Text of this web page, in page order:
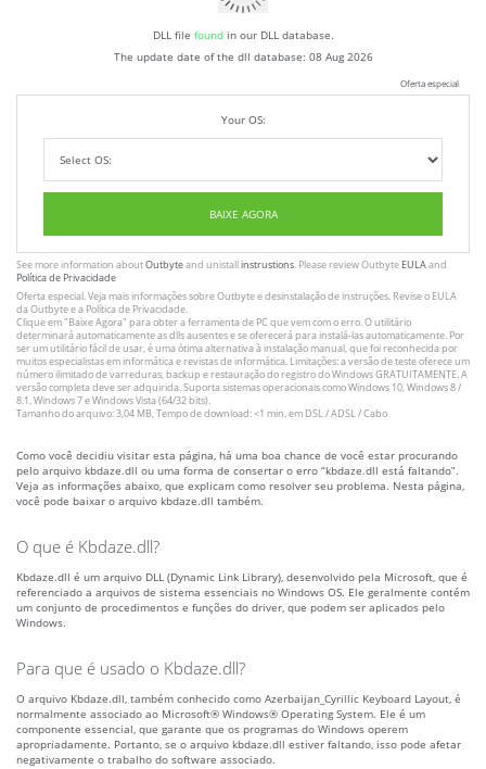
DLL file foundin our DLL database.
The update date of the dll database: 08 Aug 2026
Oferta especial
Your OS:
BAIXE AGORA
See more information aboutOutbyteand unistallinstrustions. Please review Outbyte EULAand
Política de Privacidade
Oferta especial. Veja mais informações sobreOutbytee desinstalaçãode instruções. Revise o EULA
da Outbyte e a Política de Privacidade.
Clique em"Baixe Agora" para obter a ferramenta de PC que vem com o erro. O utilitário
determinará automaticamente as dlls ausentes e se oferecerá para instalá-las automaticamente. Por
ser um utilitário fácil de usar, é uma ótima alternativa à instalação manual, que foi reconhecida por
muitos especialistas em informática e revistas de informática. Limitações: a versão de teste oferece um
número ilimitado de varreduras, backup e restauração do registro do Windows GRATUITAMENTE. A
versão completa deve ser adquirida. Suporta sistemas operacionais como Windows 10, Windows 8 /
8.1, Windows 7 e Windows Vista (64/32 bits).
Tamanho do arquivo: 3,04 MB, Tempo de download: <1 min. em DSL / ADSL / Cabo
Como você decidiu visitar esta página, há uma boa chance de você estar procurando
pelo arquivo kbdaze.dll ou uma forma de consertar o erro “kbdaze.dll está faltando”.
Veja as informações abaixo, que explicam como resolver seu problema. Nesta página,
você pode baixar o arquivo kbdaze.dll também.
O que é Kbdaze.dll?
Kbdaze.dll é um arquivo DLL (Dynamic Link Library), desenvolvido pela Microsoft, que é
referenciado a arquivos de sistema essenciais no Windows OS. Ele geralmente contém
um conjunto de procedimentos e funções do driver, que podem ser aplicados pelo
Windows.
Para que é usado o Kbdaze.dll?
O arquivo Kbdaze.dll, também conhecido como Azerbaijan_Cyrillic Keyboard Layout, é
normalmente associado ao Microsoft® Windows® Operating System. Ele é um
componente essencial, que garante que os programas do Windows operem
apropriadamente. Portanto, se o arquivo kbdaze.dll estiver faltando, isso pode afetar
negativamente o trabalho do software associado.